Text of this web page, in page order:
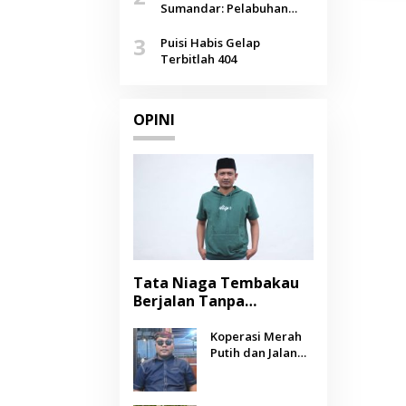
Agustus
Sumandar: Pelabuhan
Selendang Benang Merah
Lombang
3
Puisi Habis Gelap
Terbitlah 404
OPINI
Tata Niaga Tembakau
Berjalan Tanpa
Negara Berpihak
kepada Petani?
Koperasi Merah
Putih dan Jalan